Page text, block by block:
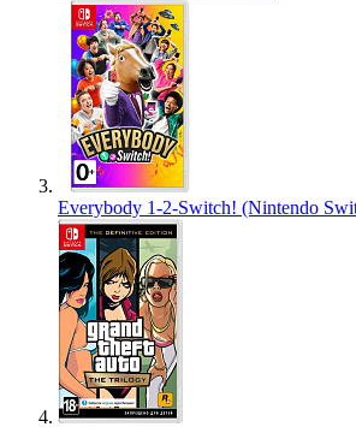
Everybody 1-2-Switch! (Nintendo